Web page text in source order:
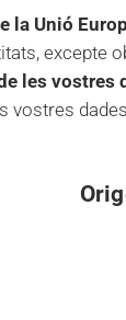
la Unió
excepte
les vostres
vostres dades